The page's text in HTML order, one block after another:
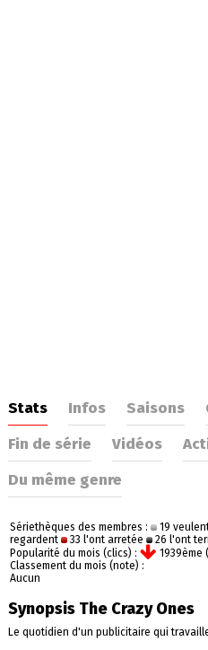
Stats Infos Saisons
Fin de série
Vidéos
Du même genre
Sériethèques des membres : 19
regardent
33 l'ont arretée
26 l'ont
Popularité du mois (clics) :
1939ème
Classement du mois (note) :
Aucun
Synopsis The Crazy Ones
Le quotidien d'un publicitaire qui